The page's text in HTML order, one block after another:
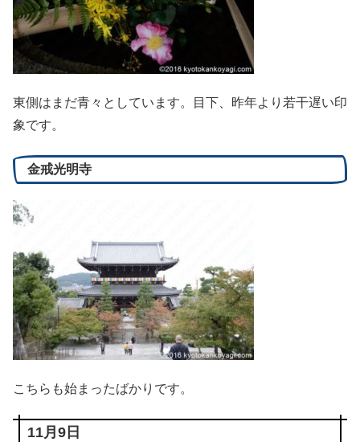
東側はまだ青々としています。目下、昨年より若干遅い印
象です。
金戒光明寺
こちらも始まったばかりです。
11月9日